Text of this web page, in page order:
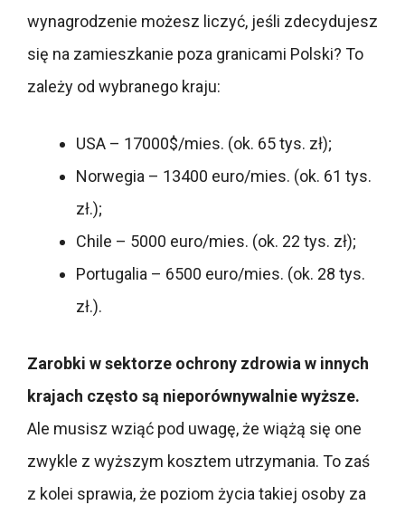
wynagrodzenie możesz liczyć, jeśli zdecydujesz
się na zamieszkanie poza granicami Polski? To
zależy od wybranego kraju:
USA – 17000$/mies. (ok. 65 tys. zł);
Norwegia – 13400 euro/mies. (ok. 61 tys.
zł.);
Chile – 5000 euro/mies. (ok. 22 tys. zł);
Portugalia – 6500 euro/mies. (ok. 28 tys.
zł.).
Zarobki w sektorze ochrony zdrowia w innych
krajach często są nieporównywalnie wyższe.
Ale musisz wziąć pod uwagę, że wiążą się one
zwykle z wyższym kosztem utrzymania. To zaś
z kolei sprawia, że poziom życia takiej osoby za